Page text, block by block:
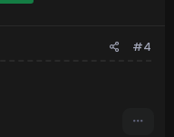
#4